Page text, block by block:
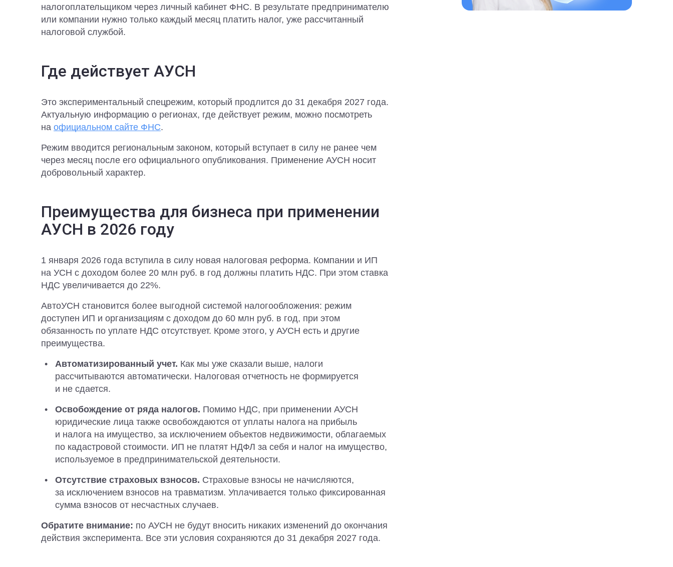
налогоплательщиком через личный кабинет ФНС. В результате предпринимателю
или компании нужно только каждый месяц платить налог, уже рассчитанный
налоговой службой.
Где действует АУСН
Это экспериментальный спецрежим, который продлится до 31 декабря 2027 года.
Актуальную информацию о регионах, где действует режим, можно посмотреть
на официальном сайте ФНС.
Режим вводится региональным законом, который вступает в силу не ранее чем
через месяц после его официального опубликования. Применение АУСН носит
добровольный характер.
Преимущества для бизнеса при применении
АУСН в 2026 году
1 января 2026 года вступила в силу новая налоговая реформа. Компании и ИП
на УСН с доходом более 20 млн руб. в год должны платить НДС. При этом ставка
НДС увеличивается до 22%.
АвтоУСН становится более выгодной системой налогообложения: режим
доступен ИП и организациям с доходом до 60 млн руб. в год, при этом
обязанность по уплате НДС отсутствует. Кроме этого, у АУСН есть и другие
преимущества.
Автоматизированный учет. Как мы уже сказали выше, налоги
рассчитываются автоматически. Налоговая отчетность не формируется
и не сдается.
Освобождение от ряда налогов. Помимо НДС, при применении АУСН
юридические лица также освобождаются от уплаты налога на прибыль
и налога на имущество, за исключением объектов недвижимости, облагаемых
по кадастровой стоимости. ИП не платят НДФЛ за себя и налог на имущество,
используемое в предпринимательской деятельности.
Отсутствие страховых взносов. Страховые взносы не начисляются,
за исключением взносов на травматизм. Уплачивается только фиксированная
сумма взносов от несчастных случаев.
Обратите внимание: по АУСН не будут вносить никаких изменений до окончания
действия эксперимента. Все эти условия сохраняются до 31 декабря 2027 года.